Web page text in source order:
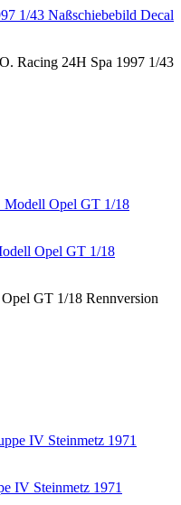
1/43 Naßschiebebild Decal
Racing 24H Spa 1997 1/43
Opel GT 1/18
GT 1/18 Rennversion
IV Steinmetz 1971